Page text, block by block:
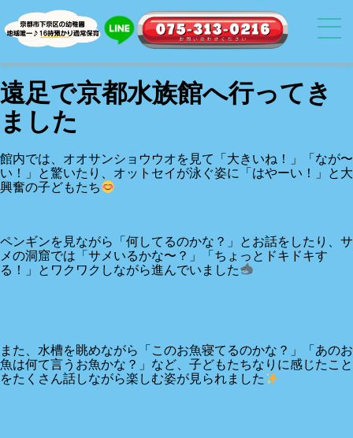
遠足で京都水族館へ行ってき
ました
館内では、オオサンショウウオを見て「大きいね！」「なが〜
い！」と驚いたり、オットセイが泳ぐ姿に「はやーい！」と大
興奮の子どもたち
ペンギンを見ながら「何してるのかな？」とお話をしたり、サ
メの洞窟では「サメいるかな〜？」「ちょっとドキドキす
る！」とワクワクしながら進んでいました
また、水槽を眺めながら「このお魚寝てるのかな？」「あのお
魚は何て言うお魚かな？」など、子どもたちなりに感じたこと
をたくさん話しながら楽しむ姿が見られました